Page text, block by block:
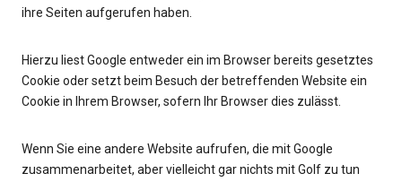
ihre Seiten aufgerufen haben.
Hierzu liest Google entweder ein im Browser bereits gesetztes
Cookie oder setzt beim Besuch der betreffenden Website ein
Cookie in Ihrem Browser, sofern Ihr Browser dies zulässt.
Wenn Sie eine andere Website aufrufen, die mit Google
zusammenarbeitet, aber vielleicht gar nichts mit Golf zu tun